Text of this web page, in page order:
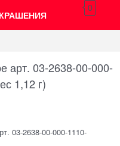
0
арт. 03-2638-00-000-
1,12 г)